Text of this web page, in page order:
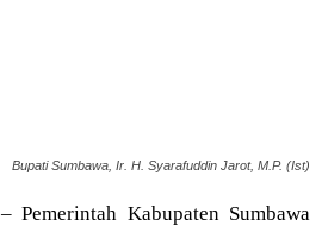
Bupati Sumbawa, Ir. H. Syarafuddin Jarot, M.P. (Ist)
– Pemerintah Kabupaten Sumbawa